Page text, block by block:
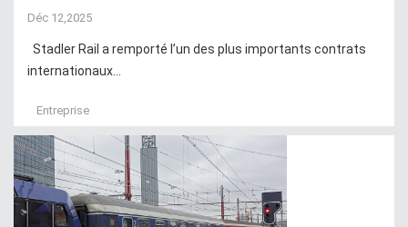
Déc 12,2025
Stadler Rail a remporté l’un des plus importants contrats
internationaux...
Entreprise